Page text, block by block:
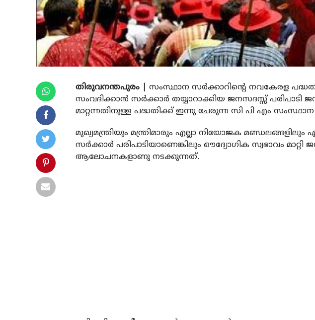
തിരുവനന്തപുരം |
സംസ്ഥാന സര്‍ക്കാറിന്റെ നവകേരള
സംവദിക്കാന്‍ സര്‍ക്കാര്‍ തയ്യാറാക്കിയ ജനസദസ്സ് പരിപാടി
മാറ്റന്നതിനുള്ള പദ്ധതിക്ക് ഇന്നു ചേരുന്ന സി പി എം
മുഖ്യമന്ത്രിയും മന്ത്രിമാരും എല്ലാ നിയോജക
സര്‍ക്കാര്‍ പരിപാടിയാണെങ്കിലും ഔദ്യോഗിക സ്വഭാവം
ആലോചനകളാണു നടക്കുന്നത്.